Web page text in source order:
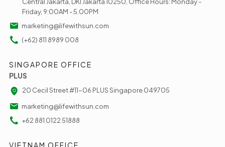
Friday, 9:00AM - 5.00PM
marketing@lifewithsun.com
(+62) 811 8989 008
SINGAPORE OFFICE
PLUS
20 Cecil Street #11-06 PLUS Singapore 049705
marketing@lifewithsun.com
+62 881 0122 51888
VIETNAM OFFICE